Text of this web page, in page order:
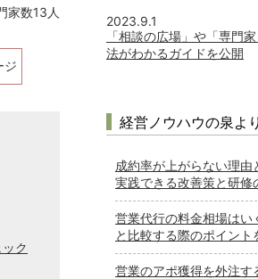
家数13人
ジ
ク
2023.9.1
「相談の広場」や「専門
法がわかるガイドを公開
経営ノウハウの泉よ
成約率が上がらない理
実践できる改善策と研修
営業代行の料金相場はい
と比較する際のポイント
営業のアポ獲得を外注す